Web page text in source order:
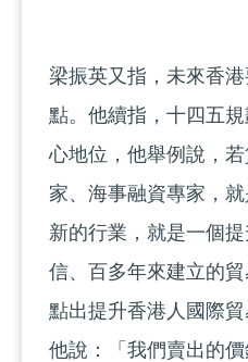
梁振英又指，未來香
點。他續指，十四五
心地位，他舉例說，
家、海事融資專家，
新的行業，就是一個
信、百多年來建立的
點出提升香港人國際
他說：「我們賣出的